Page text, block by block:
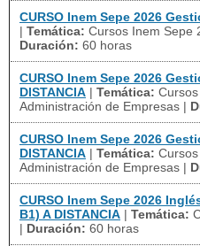
CURSO Inem Sepe 2026
| Temática: Cursos Inem Sepe
Duración: 60 horas
CURSO Inem Sepe 2026
DISTANCIA | Temática:
Administración de Empresas |
CURSO Inem Sepe 2026
DISTANCIA | Temática:
Administración de Empresas |
CURSO Inem Sepe 2026
B1) A DISTANCIA | Temática:
| Duración: 60 horas